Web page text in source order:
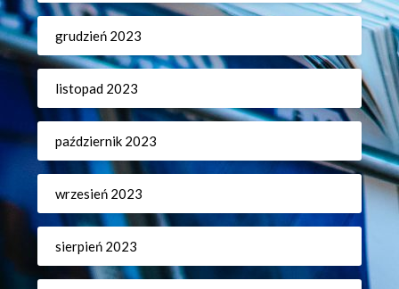
grudzień 2023
listopad 2023
październik 2023
wrzesień 2023
sierpień 2023